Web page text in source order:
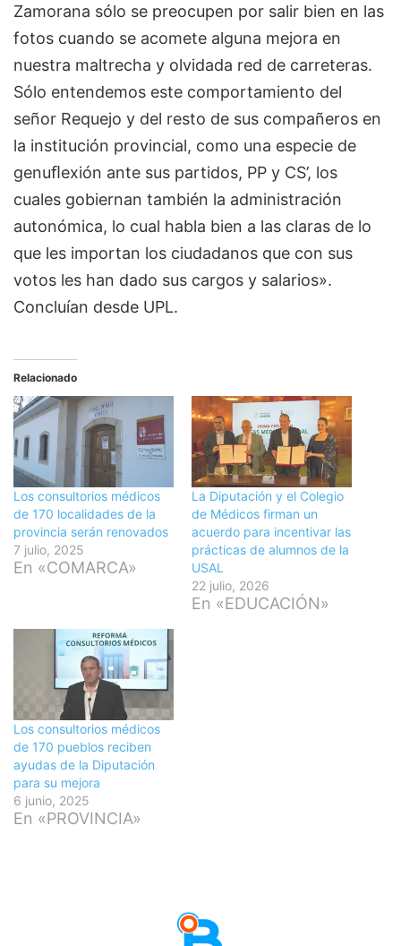
Zamorana sólo se preocupen por salir bien en las
fotos cuando se acomete alguna mejora en
nuestra maltrecha y olvidada red de carreteras.
Sólo entendemos este comportamiento del
señor Requejo y del resto de sus compañeros en
la institución provincial, como una especie de
genuﬂexión ante sus partidos, PP y CS’, los
cuales gobiernan también la administración
autonómica, lo cual habla bien a las claras de lo
que les importan los ciudadanos que con sus
votos les han dado sus cargos y salarios».
Concluían desde UPL.
Relacionado
Los consultorios médicos
de 170 localidades de la
provincia serán renovados
7 julio, 2025
En «COMARCA»
La Diputación y el Colegio
de Médicos firman un
acuerdo para incentivar las
prácticas de alumnos de la
USAL
22 julio, 2026
En «EDUCACIÓN»
Los consultorios médicos
de 170 pueblos reciben
ayudas de la Diputación
para su mejora
6 junio, 2025
En «PROVINCIA»